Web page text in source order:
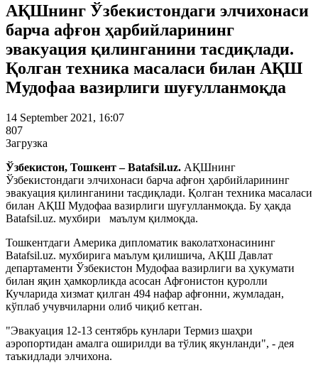
АҚШнинг Ўзбекистондаги элчихонаси
барча афғон ҳарбийларининг
эвакуация қилинганини тасдиқлади.
Қолган техника масаласи билан АҚШ
Мудофаа вазирлиги шуғулланмоқда
14 September 2021, 16:07
807
Загрузка
Ўзбекистон, Тошкент – Batafsil.uz. АҚШнинг
Ўзбекистондаги элчихонаси барча афғон ҳарбийларининг
эвакуация қилинганини тасдиқлади. Қолган техника масаласи
билан АҚШ Мудофаа вазирлиги шуғулланмоқда. Бу ҳақда
Batafsil.uz. мухбири маълум қилмоқда.
Тошкентдаги Америка дипломатик ваколатхонасининг
Batafsil.uz. мухбирига маълум қилишича, АҚШ Давлат
департаменти Ўзбекистон Мудофаа вазирлиги ва ҳукумати
билан яқин ҳамкорликда асосан Афғонистон қуролли
Кучларида хизмат қилган 494 нафар афғонни, жумладан,
кўплаб учувчиларни олиб чиқиб кетган.
"Эвакуация 12-13 сентябрь кунлари Термиз шаҳри
аэропортидан амалга оширилди ва тўлиқ якунланди", - дея
таъкидлади элчихона.